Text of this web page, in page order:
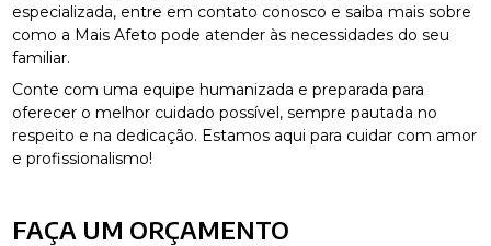
especializada, entre em contato conosco e saiba mais sobre
como a Mais Afeto pode atender às necessidades do seu
familiar.
Conte com uma equipe humanizada e preparada para
oferecer o melhor cuidado possível, sempre pautada no
respeito e na dedicação. Estamos aqui para cuidar com amor
e profissionalismo!
FAÇA UM ORÇAMENTO